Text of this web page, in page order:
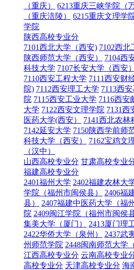
（重庆）
6213重庆三峡学院（
（重庆涪陵）
6215重庆文理学
学院
陕西高校专业分
7101西北大学（西安) 7102西北
陕西师范大学（西安）
7104西
科技大学 7107长安大学（西安）
7110西安工程大学 7111西安财
院) 7112西安理工大学 7113西
院 7115西安工业大学 7116西安
大学 7122西安文理学院 7131西
医药大学(西安）
7141西北农林
7142延安大学 7150陕西学前师
科技大学（西安）
7162宝鸡文
（汉中）
山西高校专业分 甘肃高校专业
福建高校专业分
2401福州大学 2402福建农林大
学院（福州市闽侯县）
2406福
县）
2407福建中医药大学（福
院 2409闽江学院（福州市闽侯县
集美大学（厦门）
2413厦门理
2422华侨大学（泉州）
2437武
州师范学院 2448闽南师范大学
江西高校专业分 云南高校专业
高校专业分 天津高校专业分 海